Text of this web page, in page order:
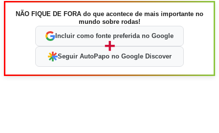
NÃO FIQUE DE FORA do que acontece de mais importante no
mundo sobre rodas!
Incluir como fonte preferida no Google
+
Seguir AutoPapo no Google Discover